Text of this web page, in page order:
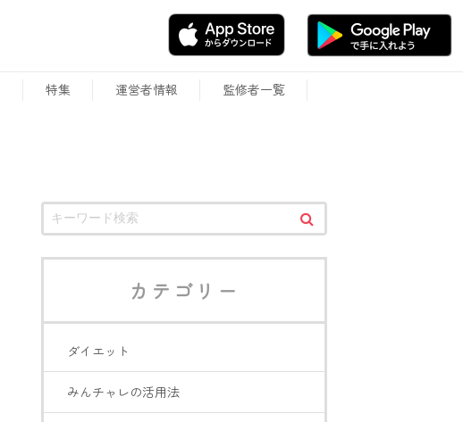
特集 運営者情報 監修者一覧
カテゴリー
ダイエット
みんチャレの活用法